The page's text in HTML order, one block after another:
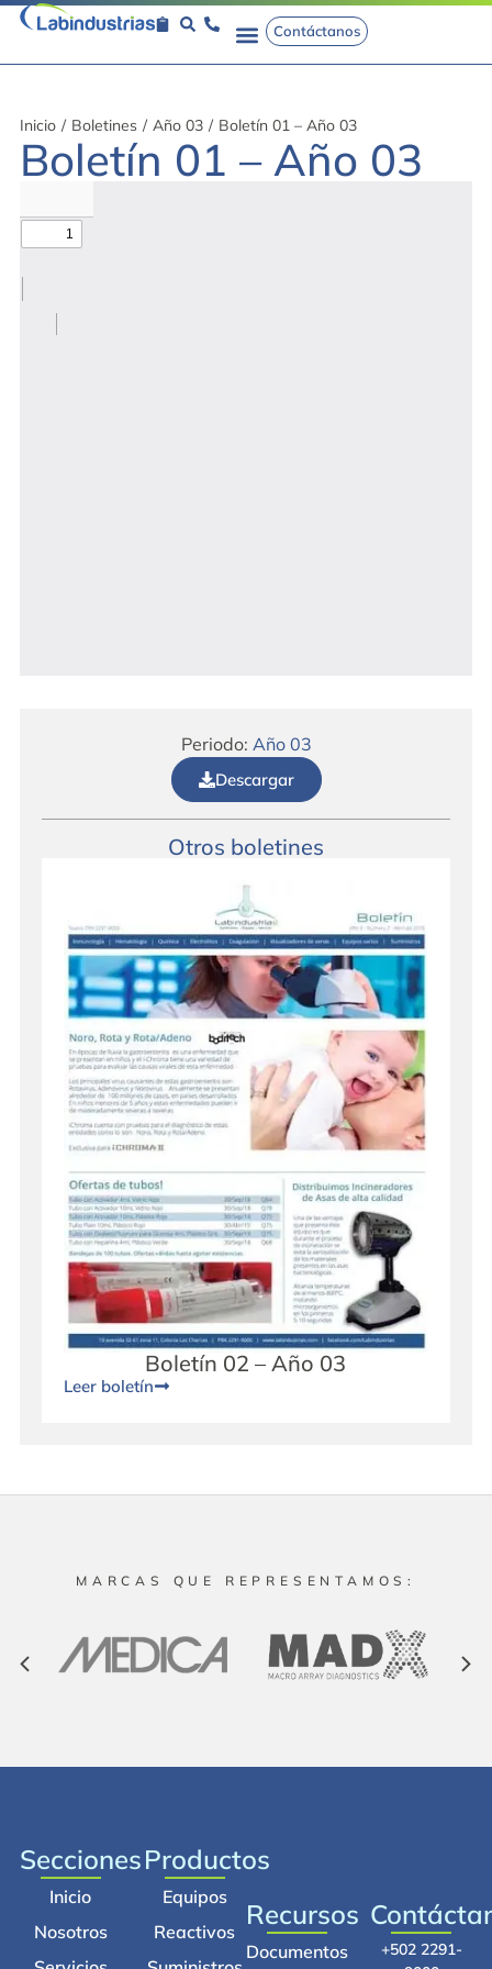
Contáctanos
Inicio / Boletines / Año 03 / Boletín 01 – Año 03
Boletín 01 – Año 03
Periodo: Año 03
Descargar
Otros boletines
Boletín 02 – Año 03
Leer boletín
MARCAS QUE REPRESENTAMOS:
Secciones
Inicio
Nosotros
Productos
Equipos
Reactivos
Recursos
Documentos
+502 2291-